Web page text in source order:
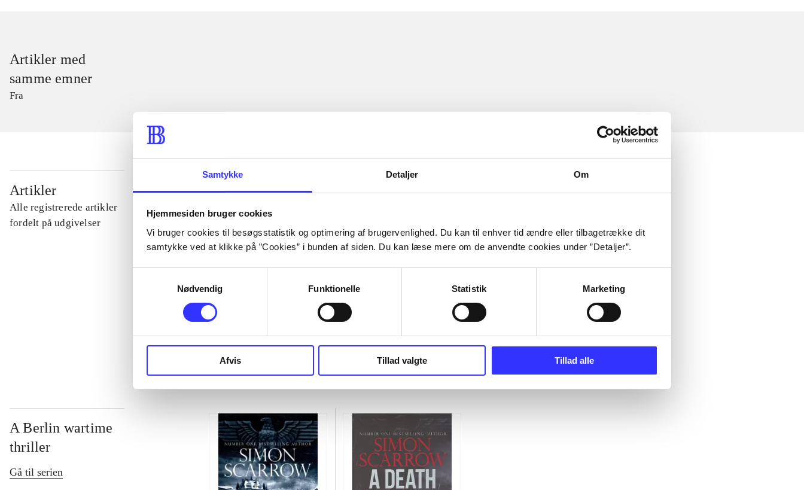
Samtykke Detaljer Om
Hjemmesiden bruger cookies
Vi bruger cookies til besøgsstatistik og optimering af brugervenlighed. Du kan til enhver tid ændre eller tilbagetrække dit
samtykke ved at klikke på ”Cookies” i bunden af siden. Du kan læse mere om de anvendte cookies under ”Detaljer”.
Nødvendig
Funktionelle Statistik Marketing
Afvis Tillad valgte Tillad alle
Artikler med
samme emner
Fra
Artikler
Alle registrerede artikler
fordelt på udgivelser
...
A Berlin wartime
thriller
Gå til serien